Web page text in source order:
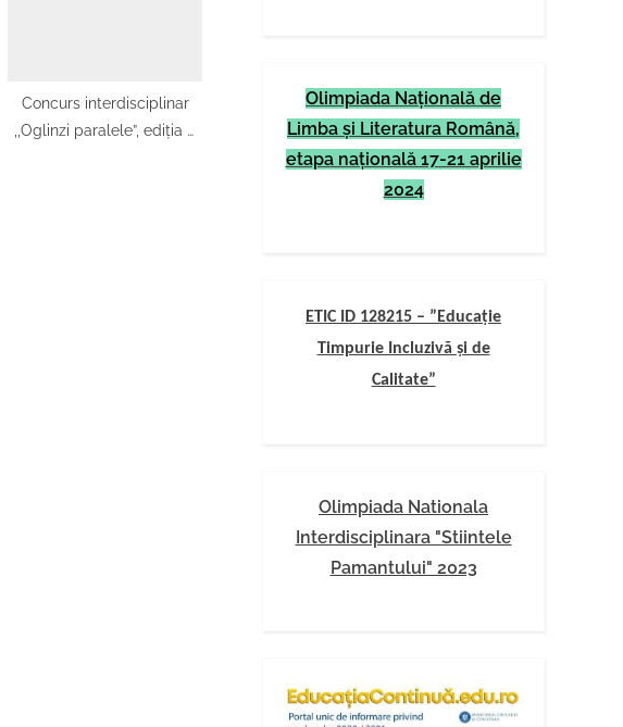
Concurs interdisciplinar
,,Oglinzi paralele”, ediția a
Olimpiada Naţională de
Limba şi Literatura Română,
etapa naţională 17-21 aprilie
2024
ETIC ID 128215 – ”Educație
Timpurie Incluzivă și de
Calitate”
Olimpiada Nationala
Interdisciplinara "Stiintele
Pamantului" 2023